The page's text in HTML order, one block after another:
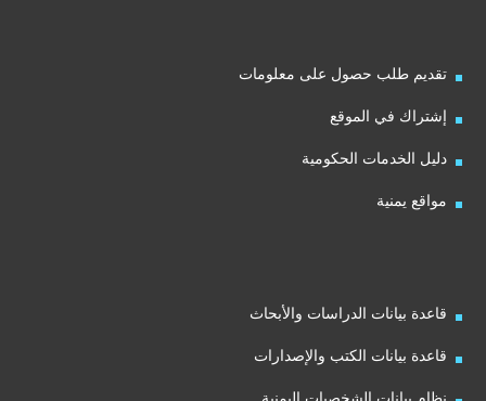
تقديم طلب حصول على معلومات
إشتراك في الموقع
دليل الخدمات الحكومية
مواقع يمنية
قاعدة بيانات الدراسات والأبحاث
قاعدة بيانات الكتب والإصدارات